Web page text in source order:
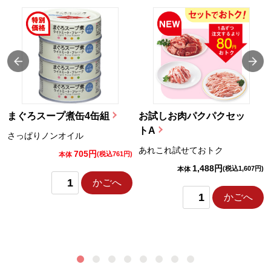
まぐろスープ煮缶4缶組
さっぱりノンオイル
本体 705円(税込761円)
かごへ
お試しお肉パクパクセッ
トA
あれこれ試せておトク
本体 1,488円(税込1,607円)
かごへ